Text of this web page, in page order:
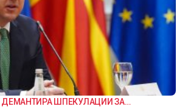
ДЕМАНТИРА ШПЕКУЛАЦИИ ЗА